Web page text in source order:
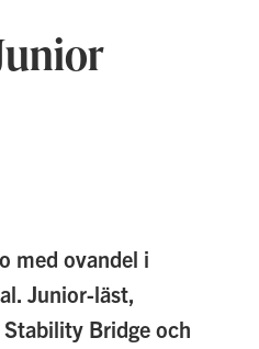
med ovandel i
Junior-läst,
Bridge och